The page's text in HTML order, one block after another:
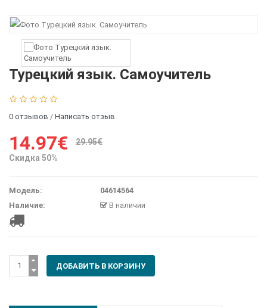
Турецкий язык. Самоучитель
0 отзывов / Написать отзыв
14.97€
29.95€
Скидка 50%
Модель:
04614564
Наличие:
В наличии